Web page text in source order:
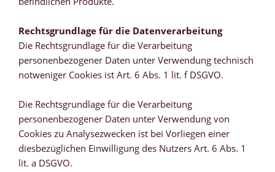
Rechtsgrundlage für die Datenverarbeitung
Die Rechtsgrundlage für die Verarbeitung
personenbezogener Daten unter Verwendung technisch
notweniger Cookies ist Art. 6 Abs. 1 lit. f DSGVO.
Die Rechtsgrundlage für die Verarbeitung
personenbezogener Daten unter Verwendung von
Cookies zu Analysezwecken ist bei Vorliegen einer
diesbezüglichen Einwilligung des Nutzers Art. 6 Abs. 1
lit. a DSGVO.